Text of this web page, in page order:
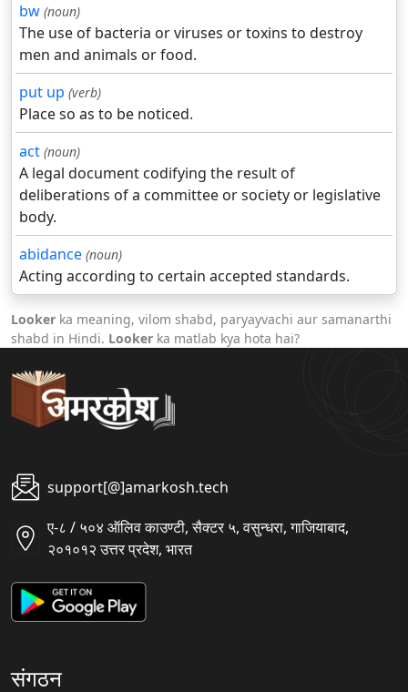
bw (noun)
The use of bacteria or viruses or toxins to destroy
men and animals or food.
put up (verb)
Place so as to be noticed.
act (noun)
A legal document codifying the result of
deliberations of a committee or society or legislative
body.
abidance (noun)
Acting according to certain accepted standards.
Looker ka meaning, vilom shabd, paryayvachi aur samanarthi
shabd in Hindi. Looker ka matlab kya hota hai?
support[@]amarkosh.tech
ए-८ / ५०४ ऑलिव काउण्टी, सैक्टर ५, वसुन्धरा, गाजियाबाद,
२०१०१२ उत्तर प्रदेश, भारत
संगठन